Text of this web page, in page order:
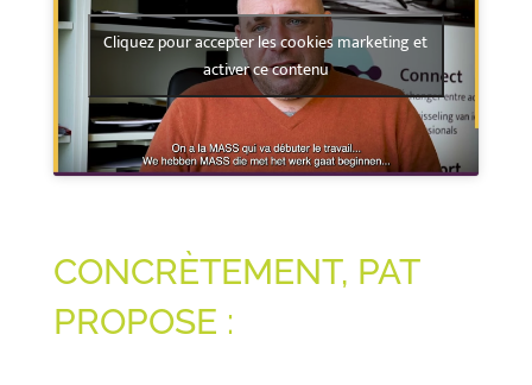
Cliquez pour accepter les cookies marketing et
activer ce contenu
CONCRÈTEMENT, PAT
PROPOSE :